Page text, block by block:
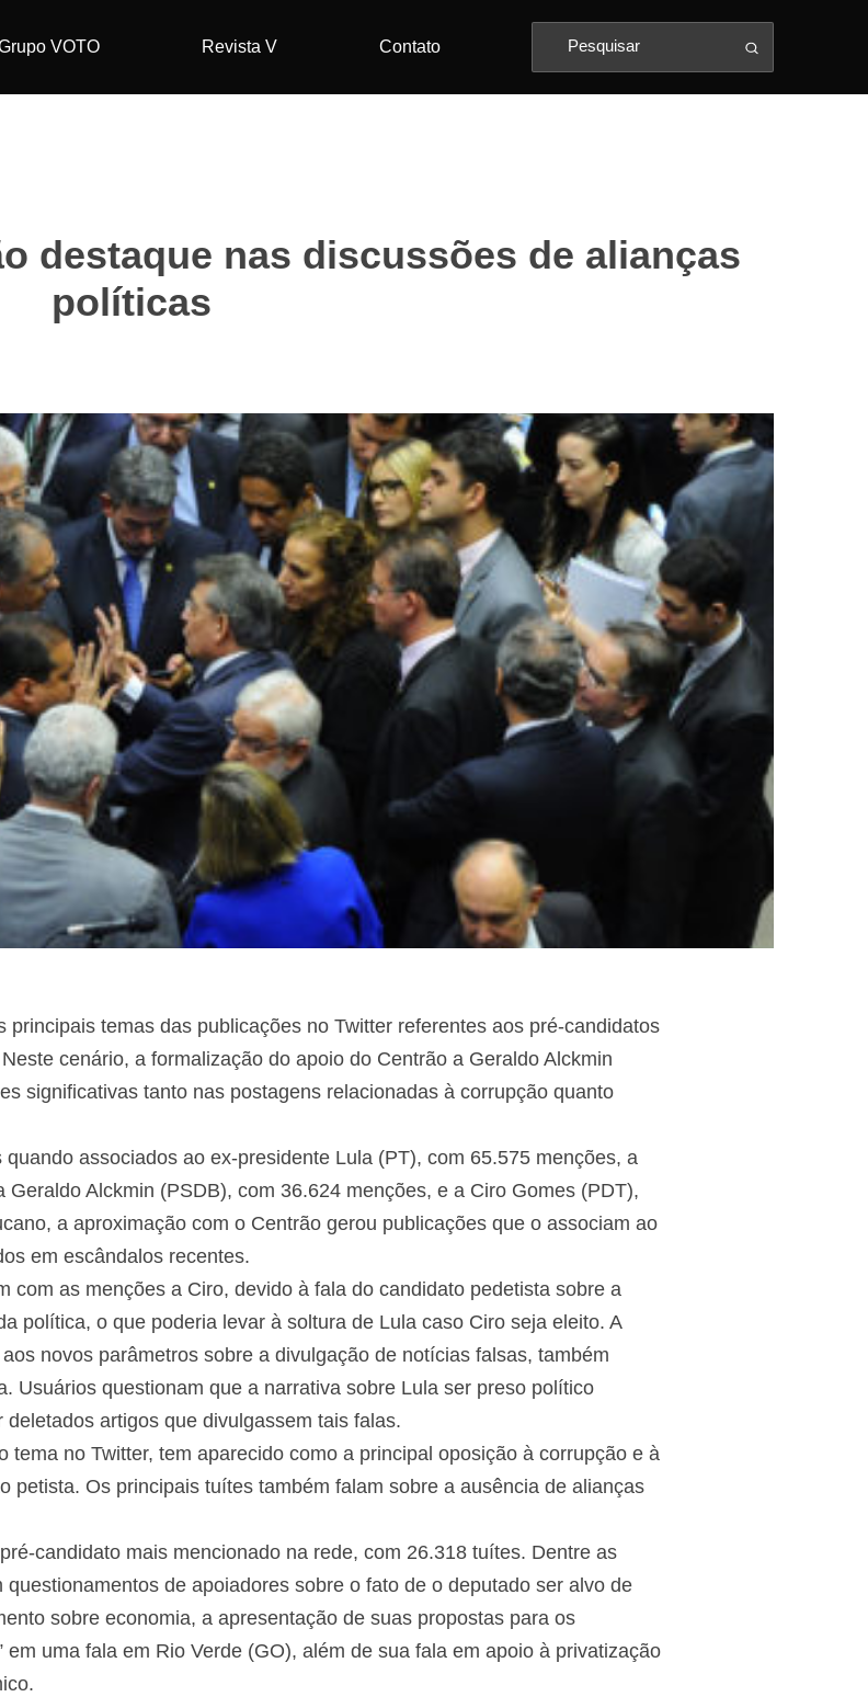
VOTO Revista V Contato
destaque nas discussões de alianças
políticas
temas das publicações no Twitter referentes aos pré-candidatos
cenário, a formalização do apoio do Centrão a Geraldo Alckmin
significativas tanto nas postagens relacionadas à corrupção quanto
associados ao ex-presidente Lula (PT), com 65.575 menções, a
Alckmin (PSDB), com 36.624 menções, e a Ciro Gomes (PDT),
a aproximação com o Centrão gerou publicações que o associam ao
em escândalos recentes.
com as menções a Ciro, devido à fala do candidato pedetista sobre a
política, o que poderia levar à soltura de Lula caso Ciro seja eleito. A
novos parâmetros sobre a divulgação de notícias falsas, também
Usuários questionam que a narrativa sobre Lula ser preso político
artigos que divulgassem tais falas.
tema no Twitter, tem aparecido como a principal oposição à corrupção e à
petista. Os principais tuítes também falam sobre a ausência de alianças
candidato mais mencionado na rede, com 26.318 tuítes. Dentre as
de apoiadores sobre o fato de o deputado ser alvo de
sobre economia, a apresentação de suas propostas para os
em uma fala em Rio Verde (GO), além de sua fala em apoio à privatização